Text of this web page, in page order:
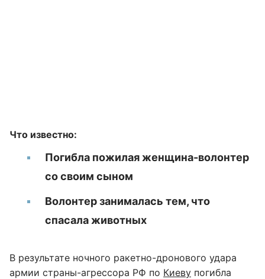
Что известно:
Погибла пожилая женщина-волонтер
со своим сыном
Волонтер занималась тем, что
спасала животных
В результате ночного ракетно-дронового удара
армии страны-агрессора РФ по Киеву погибла